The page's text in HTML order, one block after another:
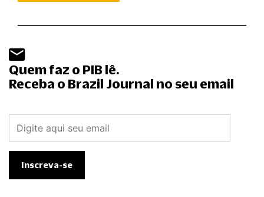
Quem faz o PIB lê.
Receba o Brazil Journal no seu email